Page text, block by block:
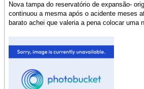
Nova tampa do reservatório de expansão-
continuou a mesma após o acidente meses
barato achei que valeria a pena colocar uma